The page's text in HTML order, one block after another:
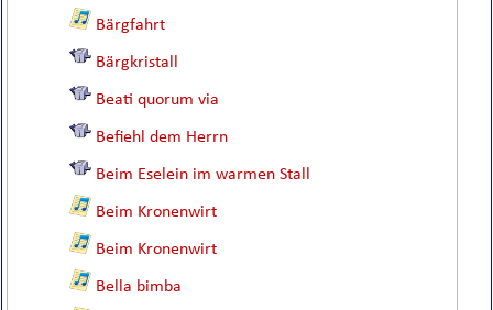
Bärgfahrt
Bärgkristall
Beati quorum via
Befiehl dem Herrn
Beim Eselein im warmen Stall
Beim Kronenwirt
Beim Kronenwirt
Bella bimba